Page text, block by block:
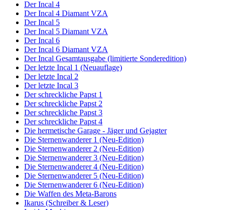
Der Incal 4
Der Incal 4 Diamant VZA
Der Incal 5
Der Incal 5 Diamant VZA
Der Incal 6
Der Incal 6 Diamant VZA
Der Incal Gesamtausgabe (limitierte Sonderedition)
Der letzte Incal 1 (Neuauflage)
Der letzte Incal 2
Der letzte Incal 3
Der schreckliche Papst 1
Der schreckliche Papst 2
Der schreckliche Papst 3
Der schreckliche Papst 4
Die hermetische Garage - Jäger und Gejagter
Die Sternenwanderer 1 (Neu-Edition)
Die Sternenwanderer 2 (Neu-Edition)
Die Sternenwanderer 3 (Neu-Edition)
Die Sternenwanderer 4 (Neu-Edition)
Die Sternenwanderer 5 (Neu-Edition)
Die Sternenwanderer 6 (Neu-Edition)
Die Waffen des Meta-Barons
Ikarus (Schreiber & Leser)